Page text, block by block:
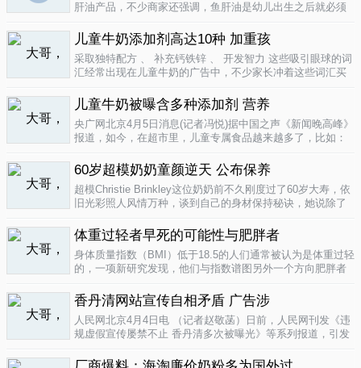
肝油产品，不少商家还强调，鱼肝油是幼儿出生之后就必须
孩子服用鱼肝油。而实际上，以食品身份出现的鱼肝油是药
品，过量补充会对孩子产生伤害。在..
儿童牛奶添加剂高达10种 加重孩
采取独特配方 、 补充钙铁锌 、 开发智力 这些吸引眼球的词
汇经常出现在儿童牛奶的广告中，不少家长冲着这些词汇买
示，孩子应该尽量少喝。超市儿童牛奶添加剂高达10种昨
天，重庆晨报记者在杨家坪..
儿童牛奶被曝含多种添加剂 营养
央广网北京4月5日消息(记者冯悦)据中国之声《新闻晚高峰》
报道，如今，在超市里，儿童专属食品越来越多了，比如：
非常独特，因此，备受孩子们和家长的喜爱。然而，一些营
养专家指出，儿童牛奶比普通..
60岁超模奶奶童颜逆天 公布保养
超模Christie Brinkley这位奶奶前不久刚度过了60岁大寿，依
旧光彩照人风情万种，谈到自己的身材保持秘诀，她说除了
外，从12岁开始她就是个素食主义者，早餐吃燕麦粥加果
酱，午餐豆子..
体重过轻者早死的可能性与肥胖者
身体质量指数（BMI）低于18.5的人们通常被认为是体重过轻
的，一项新研究发现，他们与指数谱图另外一个方向肥胖者
（如果是粗略的）整体健康指标的可靠性。这个测量值反映
一个人的高度与重量的比..
香丹清网站宣传自相矛盾 广告涉
人民网北京4月4日电 （记者赵敬菡）日前，人民网刊发《违
规虚假宣传屡禁不止 香丹清多次被曝光》等系列报道，引发
官方销售网站存在备案信息不明、涉嫌违规发布广告、宣传